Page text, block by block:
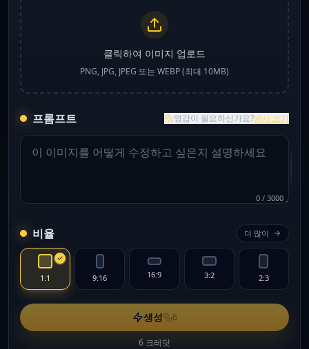
클릭하여 이미지 업로드
PNG, JPG, JPEG 또는 WEBP (최대 10MB)
프롬프트 영감이 필요하신가요?예시 보기
0 / 3000
비율 더 많이
1:1 9:16 16:9 3:2 2:3
생성 6
6 크레딧